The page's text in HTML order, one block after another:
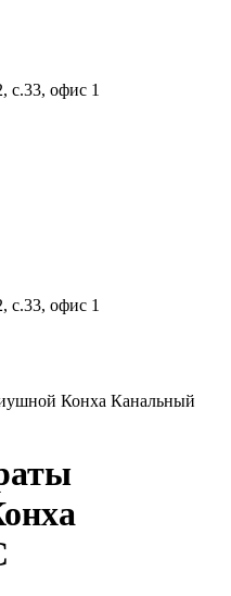
с.33, офис 1
с.33, офис 1
Конха Канальный